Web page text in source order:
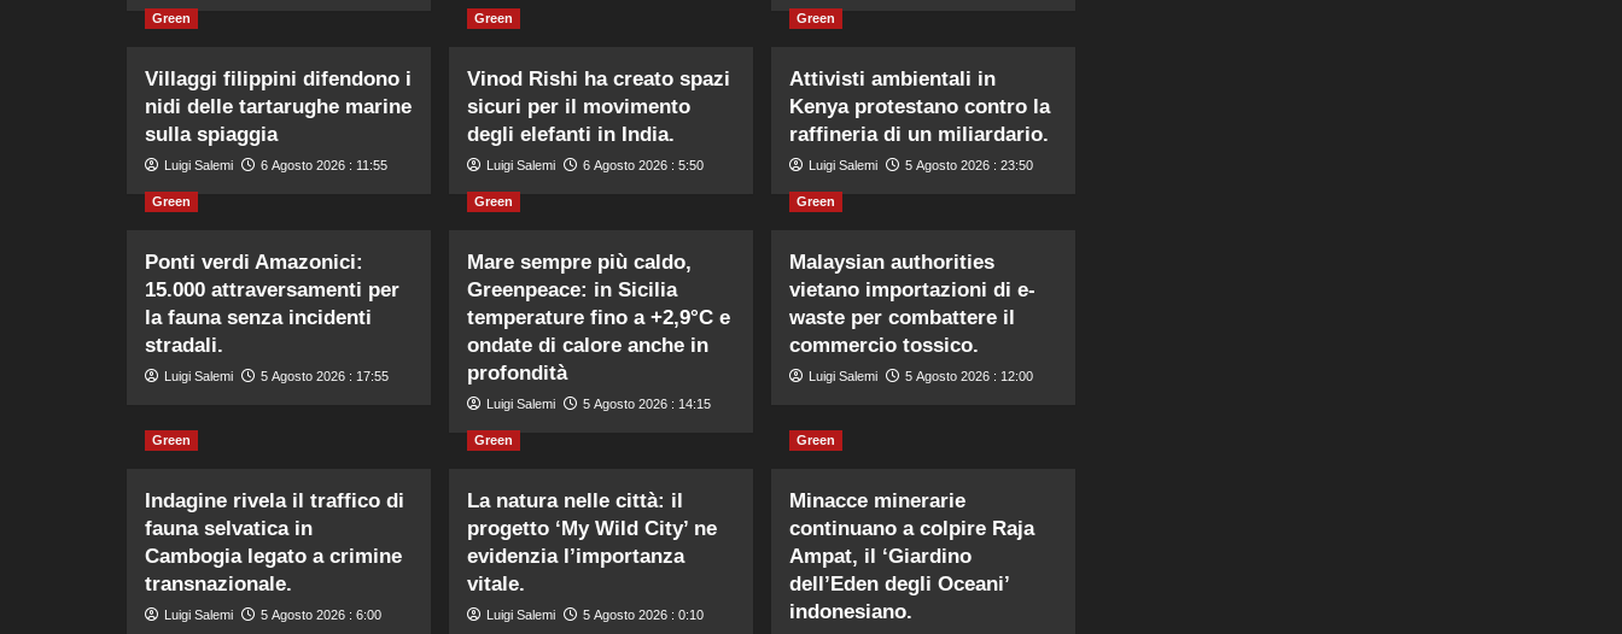
Green
Villaggi filippini difendono i
nidi delle tartarughe marine
sulla spiaggia
Luigi Salemi 6 Agosto 2026 : 11:55
Green
Vinod Rishi ha creato spazi
sicuri per il movimento
degli elefanti in India.
Luigi Salemi 6 Agosto 2026 : 5:50
Green
Attivisti ambientali in
Kenya protestano contro la
raffineria di un miliardario.
Luigi Salemi 5 Agosto 2026 : 23:50
Green
Ponti verdi Amazonici:
15.000 attraversamenti per
la fauna senza incidenti
stradali.
Luigi Salemi 5 Agosto 2026 : 17:55
Green
Mare sempre più caldo,
Greenpeace: in Sicilia
temperature fino a +2,9°C e
ondate di calore anche in
profondità
Luigi Salemi 5 Agosto 2026 : 14:15
Green
Malaysian authorities
vietano importazioni di e-
waste per combattere il
commercio tossico.
Luigi Salemi 5 Agosto 2026 : 12:00
Green
Indagine rivela il traffico di
fauna selvatica in
Cambogia legato a crimine
transnazionale.
Luigi Salemi 5 Agosto 2026 : 6:00
Green
La natura nelle città: il
progetto ‘My Wild City’ ne
evidenzia l’importanza
vitale.
Luigi Salemi 5 Agosto 2026 : 0:10
Green
Minacce minerarie
continuano a colpire Raja
Ampat, il ‘Giardino
dell’Eden degli Oceani’
indonesiano.